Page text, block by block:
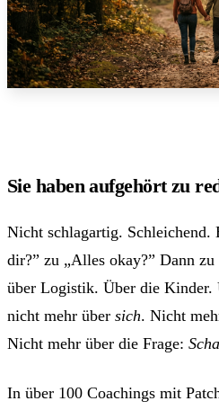
Sie haben aufgehört zu
Nicht schlagartig. Schleichend.
dir?” zu „Alles okay?” Dann
über Logistik. Über die Kinder.
nicht mehr über sich. Nicht
Nicht mehr über die Frage:
In über 100 Coachings mit